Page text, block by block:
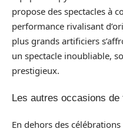
propose des spectacles à
performance rivalisant
plus grands artificiers
un spectacle inoubliable,
prestigieux.
Les autres occasions de
En dehors des